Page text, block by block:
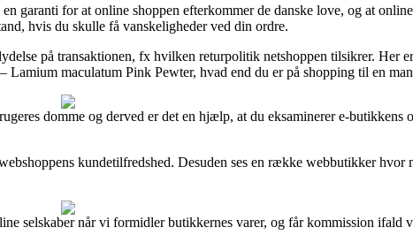
garanti for at online shoppen efterkommer de danske love, og at
hvis du skulle få vanskeligheder ved din ordre.
på transaktionen, fx hvilken returpolitik netshoppen tilsikrer. Her
maculatum Pink Pewter, hvad end du er på shopping til en
domme og derved er det en hjælp, at du eksaminerer e-butikkens
kundetilfredshed. Desuden ses en række webbutikker hvor
selskaber når vi formidler butikkernes varer, og får kommission ifald